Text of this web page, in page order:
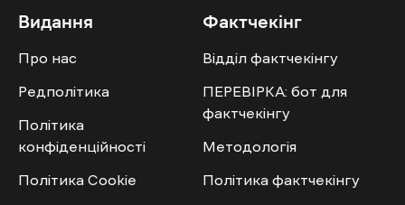
Видання
Про нас
Редполітика
Політика
конфіденційності
Політика Cookie
Фактчекінг
Відділ фактчекінгу
ПЕРЕВІРКА: бот для
фактчекінгу
Методологія
Політика фактчекінгу